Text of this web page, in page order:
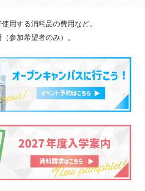
用する消耗品の費用など。
参加希望者のみ）。